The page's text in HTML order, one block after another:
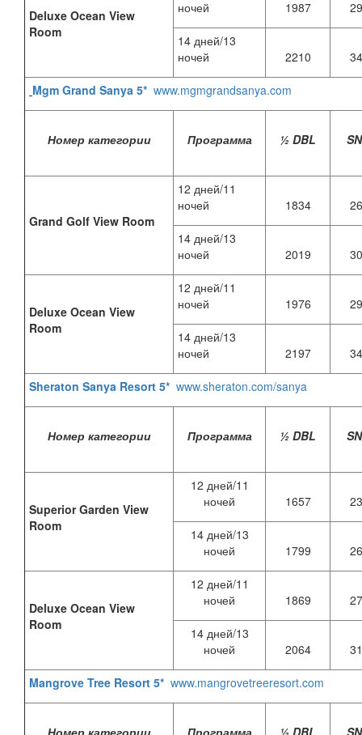
Deluxe Ocean View
Room
ночей
1987
14 дней/13
ночей
2210
Mgm Grand Sanya 5* www.mgmgrandsanya.com
Номер категории Программа ½ DBL
Grand Golf View Room
12 дней/11
ночей
1834
14 дней/13
ночей
2019
Deluxe Ocean View
Room
12 дней/11
ночей
1976
14 дней/13
ночей
2197
Sheraton Sanya Resort 5* www.sheraton.com/sanya
Номер категории Программа ½ DBL
Superior Garden View
Room
12 дней/11
ночей
1657
14 дней/13
ночей
1799
Deluxe Ocean View
Room
12 дней/11
ночей
1869
14 дней/13
ночей
2064
Mangrove Tree Resort 5* www.mangrovetreeresort.com